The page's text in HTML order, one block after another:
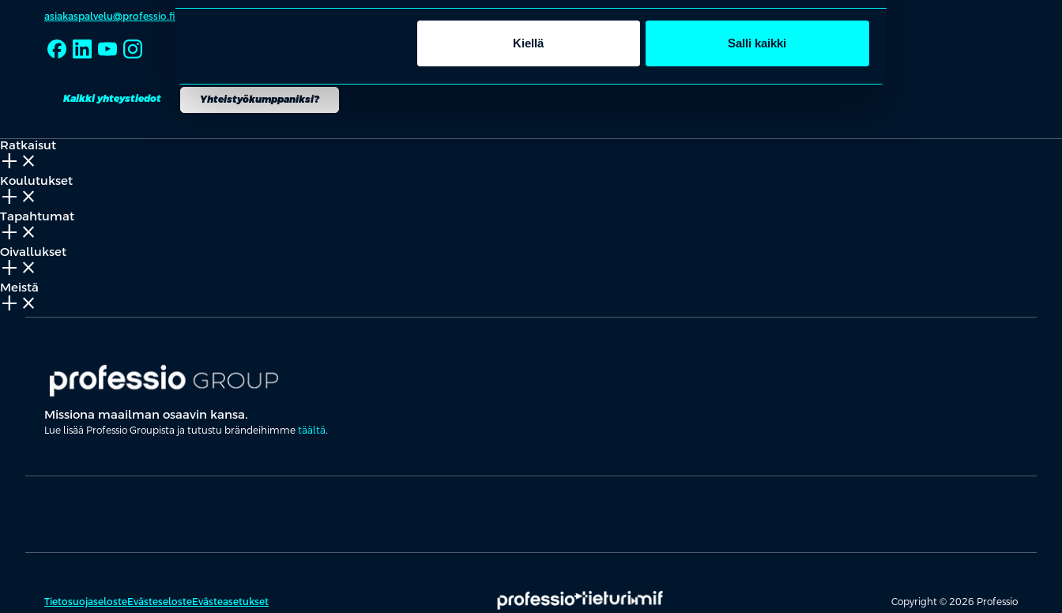
Kiellä Salli kaikki
asiakaspalvelu@professio.fi
Kaikki yhteystiedot Yhteistyökumppaniksi?
Ratkaisut
add_2 close
Koulutukset
add_2 close
Tapahtumat
add_2 close
Oivallukset
add_2 close
Meistä
add_2 close
Missiona maailman osaavin kansa.
Lue lisää Professio Groupista ja tutustu brändeihimme täältä.
TietosuojaselosteEvästeselosteEvästeasetukset Copyright © 2026 Professio